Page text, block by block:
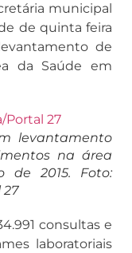
municipal
de quinta feira
de
da Saúde em
levantamento
na área
2015. Foto:
27
consultas e
laboratoriais